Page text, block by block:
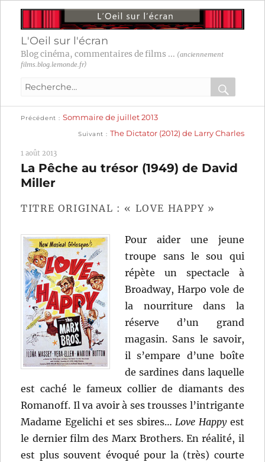
L'Oeil sur l'écran
Blog cinéma, commentaires de films ... (anciennement
films.blog.lemonde.fr)
Recherche
:
OK
Navigation
l’article
Précédent
précédente :
Sommaire de juillet 2013
Suivant
suivante :
The Dictator (2012) de Larry Charles
1 août 2013
La Pêche au trésor (1949) de David
Miller
TITRE ORIGINAL : « LOVE HAPPY »
Pour aider une jeune
troupe sans le sou qui
répète un spectacle à
Broadway, Harpo vole de
la nourriture dans la
réserve d’un grand
magasin. Sans le savoir,
il s’empare d’une boîte
de sardines dans laquelle
est caché le fameux collier de diamants des
Romanoff. Il va avoir à ses trousses l’intrigante
Madame Egelichi et ses sbires…Love Happyest
le dernier film des Marx Brothers. En réalité, il
est plus souvent évoqué pour la (très) courte